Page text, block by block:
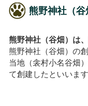
熊野神社（
熊野神社（谷畑）は
熊野神社（谷畑）の
当地（衾村小名谷畑
て創建したといいます